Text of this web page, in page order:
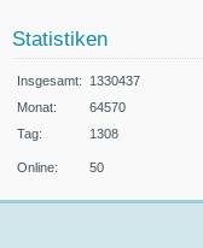
Statistiken
Online: 50
Insgesamt:
1330437
Monat:
64570
Tag:
1308